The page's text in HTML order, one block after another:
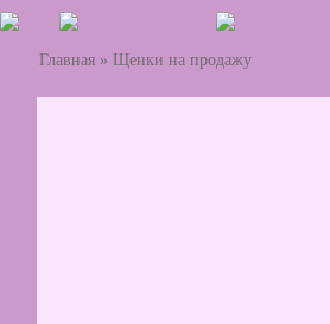
Главная » Щенки на продажу